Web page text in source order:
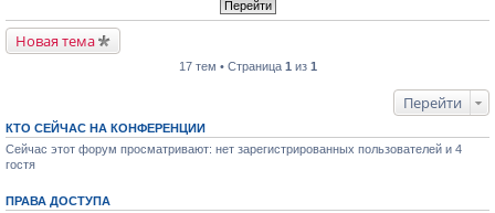
Новая тема
17 тем • Страница 1 из 1
Перейти
КТО СЕЙЧАС НА КОНФЕРЕНЦИИ
Сейчас этот форум просматривают: нет зарегистрированных пользователей и 4
гостя
ПРАВА ДОСТУПА